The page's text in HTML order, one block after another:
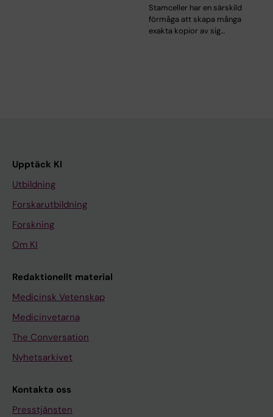
Stamceller har en särskild
förmåga att skapa många
exakta kopior av sig…
Upptäck KI
Utbildning
Forskarutbildning
Forskning
Om KI
Redaktionellt material
Medicinsk Vetenskap
Medicinvetarna
The Conversation
Nyhetsarkivet
Kontakta oss
Presstjänsten